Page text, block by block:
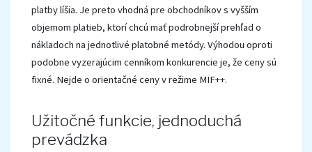
platby líšia. Je preto vhodná pre obchodníkov s vyšším
objemom platieb, ktorí chcú mať podrobnejší prehľad o
nákladoch na jednotlivé platobné metódy. Výhodou oproti
podobne vyzerajúcim cenníkom konkurencie je, že ceny sú
fixné. Nejde o orientačné ceny v režime MIF++.
Užitočné funkcie, jednoduchá
prevádzka